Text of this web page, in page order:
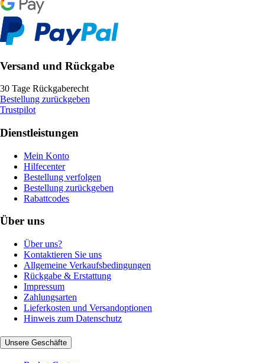
Versand und Rückgabe
30 Tage Rückgaberecht
Bestellung zurückgeben
Trustpilot
Dienstleistungen
Mein Konto
Hilfecenter
Bestellung verfolgen
Bestellung zurückgeben
Rabattcodes
Über uns
Über uns?
Kontaktieren Sie uns
Allgemeine Verkaufsbedingungen
Rückgabe & Erstattung
Impressum
Zahlungsarten
Lieferkosten und Versandoptionen
Hinweis zum Datenschutz
Unsere Geschäfte